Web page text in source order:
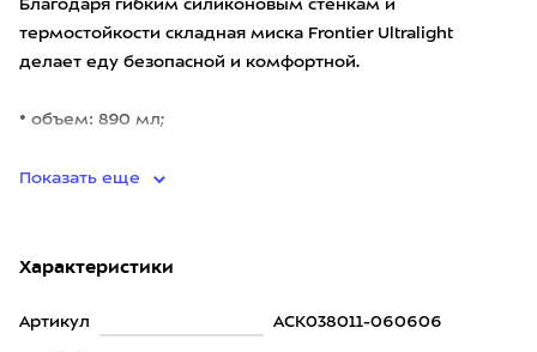
Благодаря гибким силиконовым стенкам и
термостойкости складная миска Frontier Ultralight
делает еду безопасной и комфортной.
• объем: 890 мл;
Показать еще
Характеристики
Артикул ACK038011-060606